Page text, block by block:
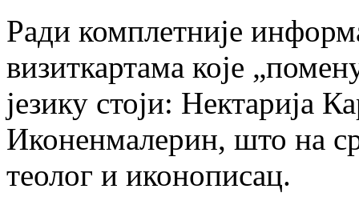
Ради комплетније
визиткартама које
језику стоји: Нектарија
Иконенмалерин, што на
теолог и иконописац.